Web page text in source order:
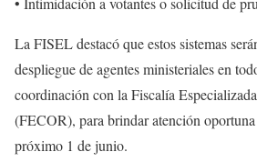
La FISEL destacó que estos sistemas
despliegue de agentes ministeriales en
coordinación con la Fiscalía
(FECOR), para brindar atención
próximo 1 de junio.